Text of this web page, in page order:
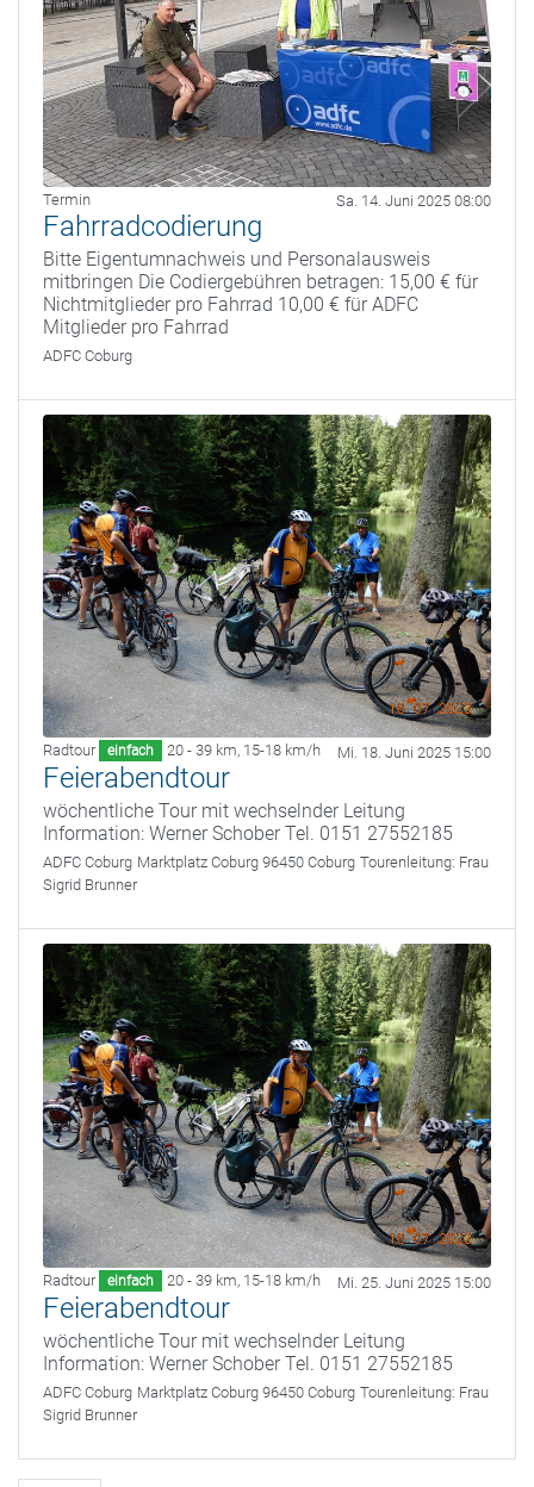
Termin Sa. 14. Juni 2025 08:00
Fahrradcodierung
Bitte Eigentumnachweis und Personalausweis
mitbringen Die Codiergebühren betragen: 15,00 € für
Nichtmitglieder pro Fahrrad 10,00 € für ADFC
Mitglieder pro Fahrrad
ADFC Coburg
Radtour einfach 20 - 39 km, 15-18 km/h Mi. 18. Juni 2025 15:00
Feierabendtour
wöchentliche Tour mit wechselnder Leitung
Information: Werner Schober Tel. 0151 27552185
ADFC Coburg Marktplatz Coburg 96450 Coburg Tourenleitung: Frau
Sigrid Brunner
Radtour einfach 20 - 39 km, 15-18 km/h Mi. 25. Juni 2025 15:00
Feierabendtour
wöchentliche Tour mit wechselnder Leitung
Information: Werner Schober Tel. 0151 27552185
ADFC Coburg Marktplatz Coburg 96450 Coburg Tourenleitung: Frau
Sigrid Brunner